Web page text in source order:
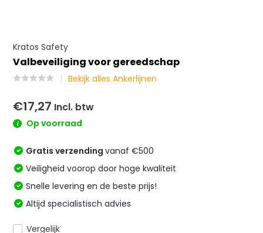
Kratos Safety
Valbeveiliging voor gereedschap
Bekijk alles Ankerlijnen
€17,27 Incl. btw
Op voorraad
Gratis verzendingvanaf €500
Veiligheid voorop door hoge kwaliteit
Snelle levering en de beste prijs!
Altijd specialistisch advies
Vergelijk